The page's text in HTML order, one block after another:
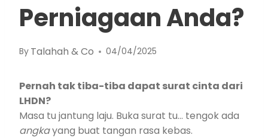
Perniagaan Anda?
By Talahah & Co 04/04/2025
Pernah tak tiba-tiba dapat surat cinta dari
LHDN?
Masa tu jantung laju. Buka surat tu… tengok ada
angkayang buat tangan rasa kebas.